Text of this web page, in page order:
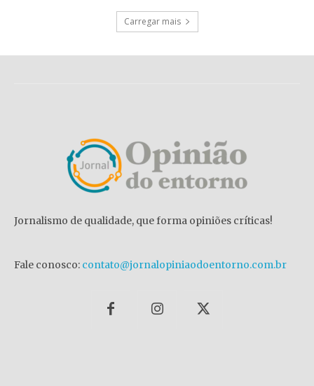
Carregar mais
Jornalismo de qualidade, que forma opiniões críticas!
Fale conosco: contato@jornalopiniaodoentorno.com.br